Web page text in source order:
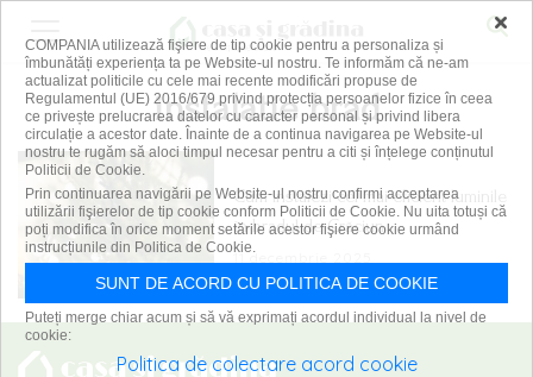
instalatie brad
Cum instalezi cel mai eficient luminile
în bradul de Crăciun
11 decembrie 2025
×
COMPANIA utilizează fişiere de tip cookie pentru a personaliza și
îmbunătăți experiența ta pe Website-ul nostru. Te informăm că ne-am
actualizat politicile cu cele mai recente modificări propuse de
Regulamentul (UE) 2016/679 privind protecția persoanelor fizice în ceea
ce privește prelucrarea datelor cu caracter personal și privind libera
circulație a acestor date. Înainte de a continua navigarea pe Website-ul
nostru te rugăm să aloci timpul necesar pentru a citi și înțelege conținutul
Politicii de Cookie.
Prin continuarea navigării pe Website-ul nostru confirmi acceptarea
utilizării fişierelor de tip cookie conform Politicii de Cookie. Nu uita totuși că
poți modifica în orice moment setările acestor fişiere cookie urmând
instrucțiunile din Politica de Cookie.
SUNT DE ACORD CU POLITICA DE COOKIE
Puteți merge chiar acum și să vă exprimați acordul individual la nivel de
cookie:
Politica de colectare acord cookie